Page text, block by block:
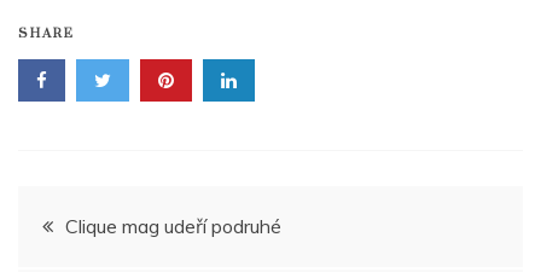
SHARE
Navigace
Clique mag udeří podruhé